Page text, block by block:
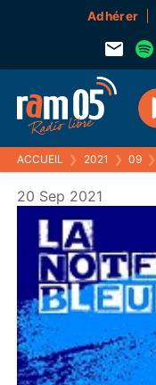
Adhérer
ACCUEIL ❯ 2021 ❯ 09 ❯
20 Sep 2021